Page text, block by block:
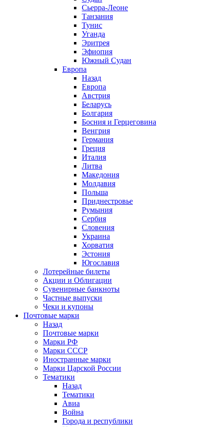
Сьерра-Леоне
Танзания
Тунис
Уганда
Эритрея
Эфиопия
Южный Судан
Европа
Назад
Европа
Австрия
Беларусь
Болгария
Босния и Герцеговина
Венгрия
Германия
Греция
Италия
Литва
Македония
Молдавия
Польша
Приднестровье
Румыния
Сербия
Словения
Украина
Хорватия
Эстония
Югославия
Лотерейные билеты
Акции и Облигации
Сувенирные банкноты
Частные выпуски
Чеки и купоны
Почтовые марки
Назад
Почтовые марки
Марки РФ
Марки СССР
Иностранные марки
Марки Царской России
Тематики
Назад
Тематики
Авиа
Война
Города и республики